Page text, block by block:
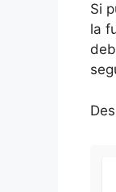
Si
la